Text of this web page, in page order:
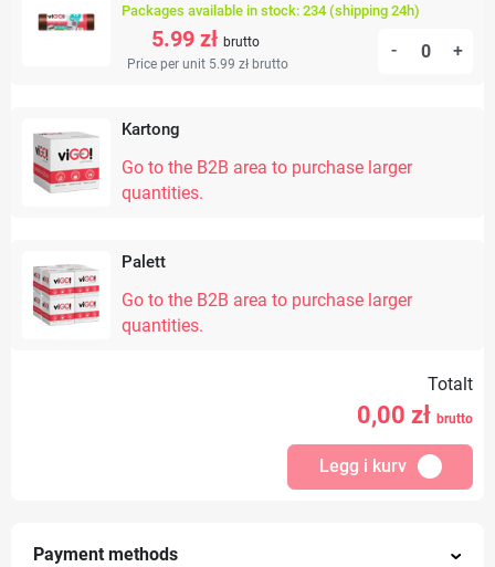
Packages available in stock: 234 (shipping 24h)
5.99 zł brutto
Price per unit 5.99 zł brutto
- +
Kartong
Go to the B2B area to purchase larger
quantities.
Palett
Go to the B2B area to purchase larger
quantities.
Totalt
0,00 zł brutto
Legg i kurv
Payment methods